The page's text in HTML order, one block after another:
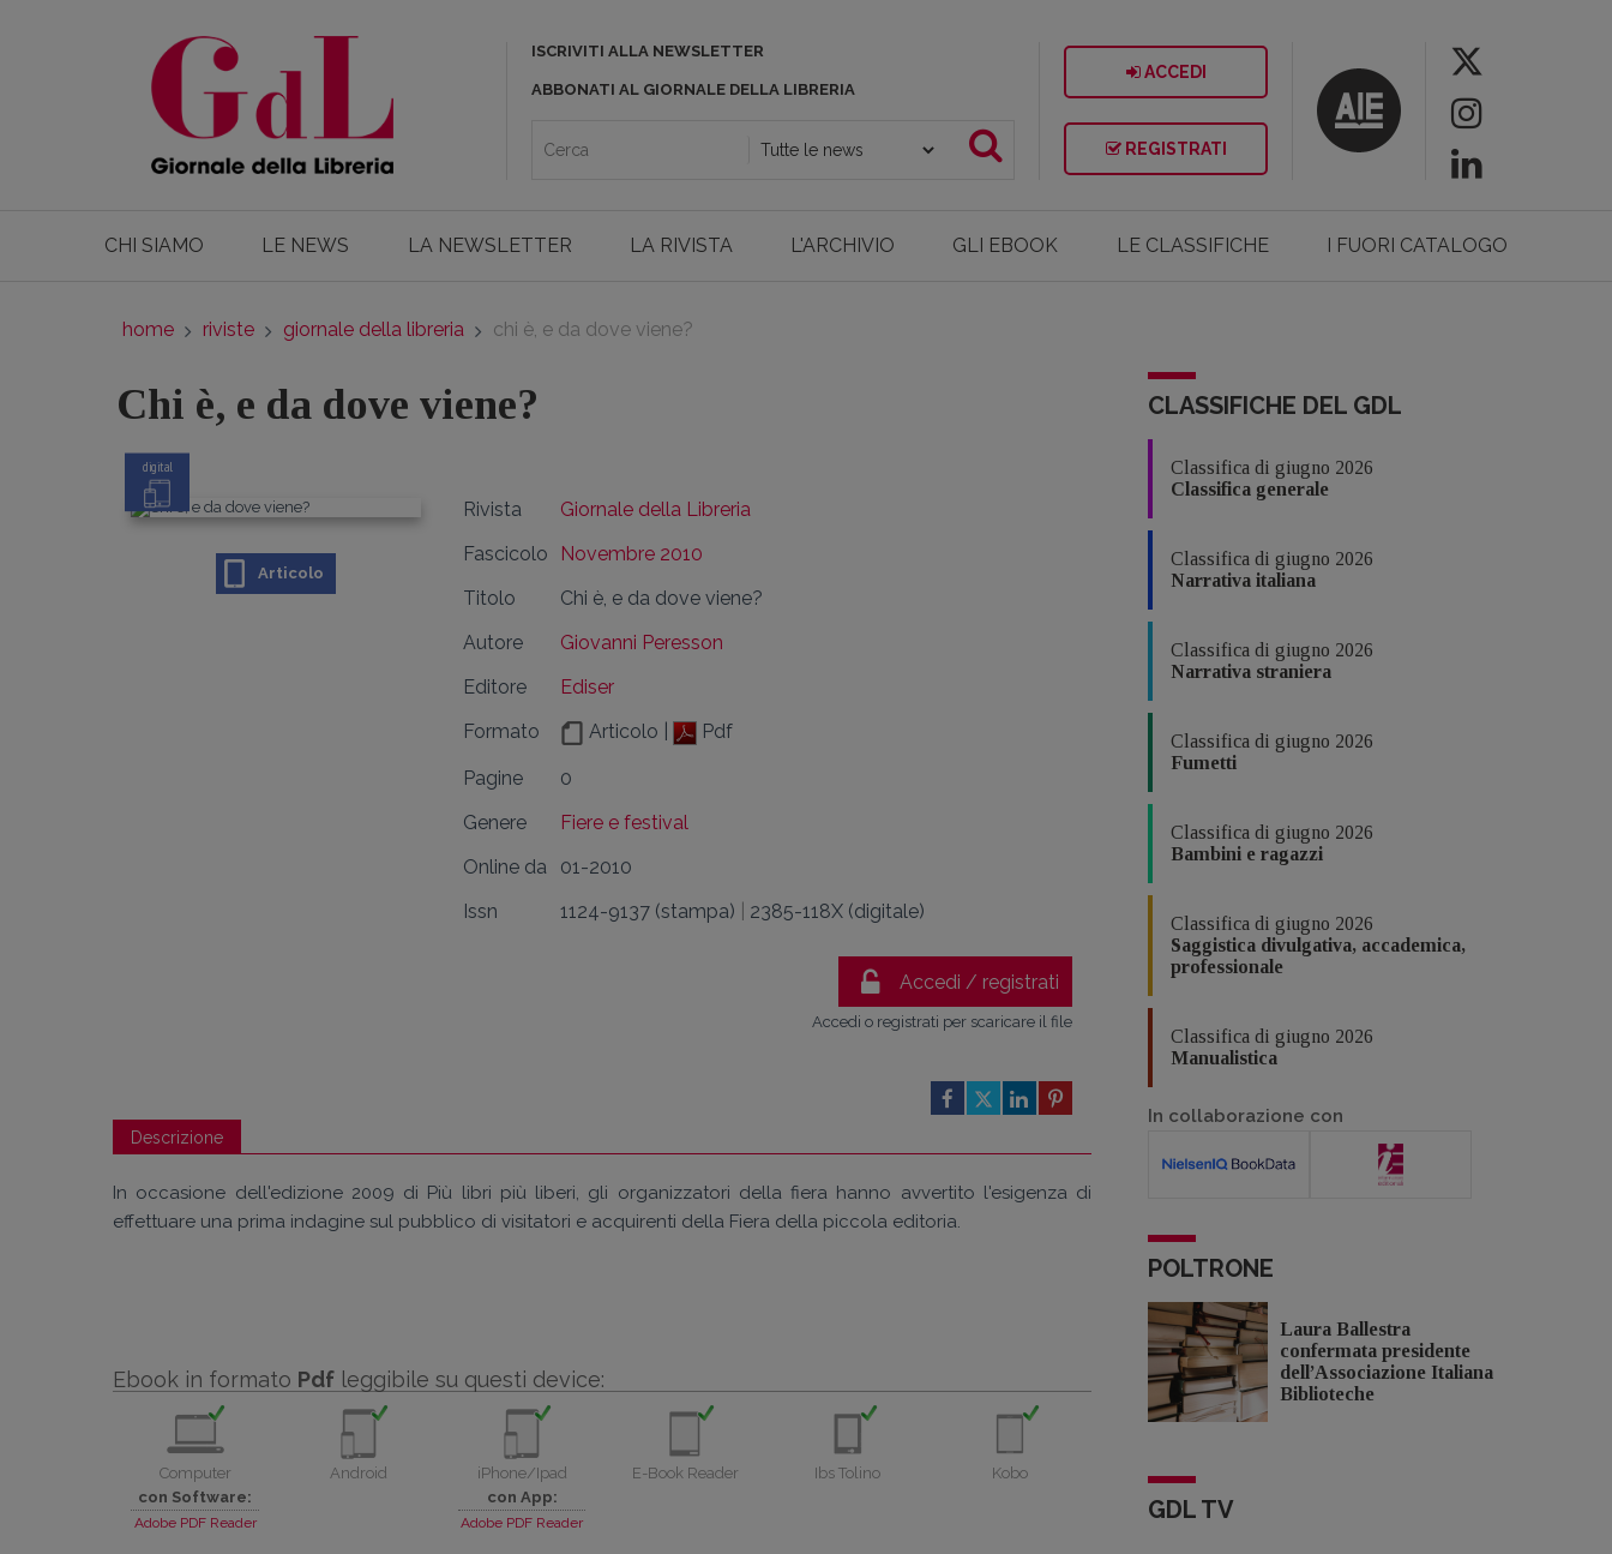
ISCRIVITI ALLA NEWSLETTER
ABBONATI AL GIORNALE DELLA LIBRERIA
ACCEDI
REGISTRATI
CHI SIAMO LE NEWS LA NEWSLETTER LA RIVISTA L'ARCHIVIO GLI EBOOK LE CLASSIFICHE I FUORI CATALOGO
home riviste giornale della libreria chi è, e da dove viene?
Chi è, e da dove viene?
digital
Articolo
Rivista
Giornale della Libreria
Fascicolo
Novembre 2010
Titolo
Chi è, e da dove viene?
Autore
Giovanni Peresson
Editore
Ediser
Formato
Articolo | Pdf
Pagine
0
Genere
Fiere e festival
Online da
01-2010
Issn
1124-9137 (stampa) 2385-118X (digitale)
Accedi / registrati
Accedi o registrati per scaricare il file
Descrizione
In occasione dell'edizione 2009 di Più libri più liberi, gli organizzatori della fiera hanno avvertito l'esigenza di
effettuare una prima indagine sul pubblico di visitatori e acquirenti della Fiera della piccola editoria.
Ebook in formato Pdf leggibile su questi device:
Computer
con Software:
Adobe PDF Reader
Android
iPhone/Ipad
con App:
Adobe PDF Reader
E-Book Reader Ibs Tolino Kobo
CLASSIFICHE DEL GDL
Classifica di giugno 2026
Classifica generale
Classifica di giugno 2026
Narrativa italiana
Classifica di giugno 2026
Narrativa straniera
Classifica di giugno 2026
Fumetti
Classifica di giugno 2026
Bambini e ragazzi
Classifica di giugno 2026
Saggistica divulgativa, accademica,
professionale
Classifica di giugno 2026
Manualistica
In collaborazione con
POLTRONE
Laura Ballestra
confermata presidente
dell’Associazione Italiana
Biblioteche
GDL TV